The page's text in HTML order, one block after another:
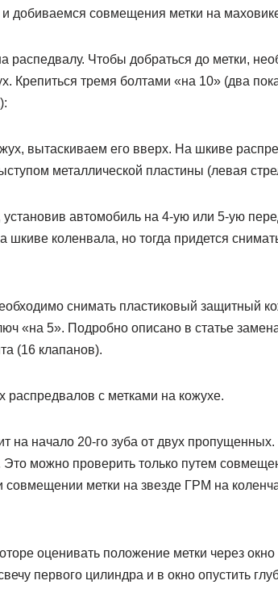
добиваемся совмещения метки на
распедвалу. Чтобы добраться до метки,
Крепиться тремя болтами «на 10» (два
вытаскиваем его вверх. На шкиве
металлической пластины (левая
автомобиль на 4-ую или 5-ую
шкиве коленвала, но тогда придется
снимать пластиковый защитный
«на 5». Подробно описано в статье
(16 клапанов).
с метками на кожухе.
на начало 20-го зуба от двух
можно проверить только путем
совмещении метки на звезде ГРМ на
оценивать положение метки через окно
первого цилиндра и в окно опустить